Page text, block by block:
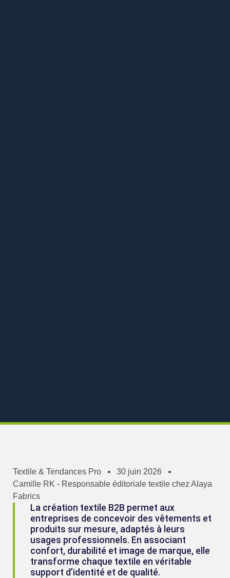
Textile & Tendances Pro
30 juin 2026
Camille RK - Responsable éditoriale textile chez Alaya
Fabrics
La création textile B2B permet aux
entreprises de concevoir des vêtements et
produits sur mesure, adaptés à leurs
usages professionnels. En associant
confort, durabilité et image de marque, elle
transforme chaque textile en véritable
support d’identité et de qualité.